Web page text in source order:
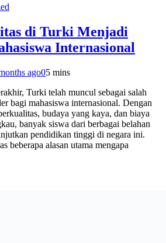
di Turki Menjadi
Internasional
ago05 mins
Turki telah muncul sebagai salah
bagi mahasiswa internasional. Dengan
budaya yang kaya, dan biaya
banyak siswa dari berbagai belahan
pendidikan tinggi di negara ini.
beberapa alasan utama mengapa